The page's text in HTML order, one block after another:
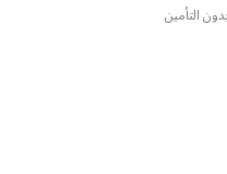
التأمين